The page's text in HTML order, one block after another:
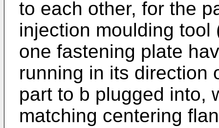
to each other, for the
injection moulding
one fastening plate
running in its direction
part to b plugged into,
matching centering